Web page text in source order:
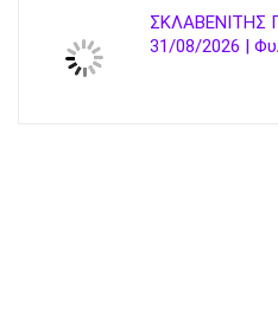
ΣΚΛΑΒΕΝΙΤΗΣ
31/08/2026 |